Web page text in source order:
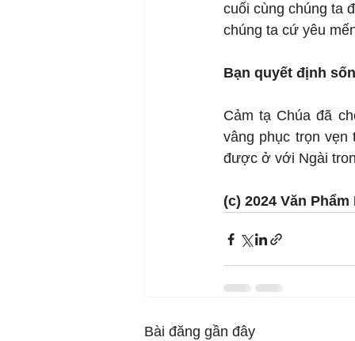
cuối cùng chúng ta
chúng ta cứ yêu
Bạn quyết định
Cảm tạ Chúa đã
vâng phục trọn vẹn
được ở với Ngài
(c) 2024 Văn
Bài đăng gần đây